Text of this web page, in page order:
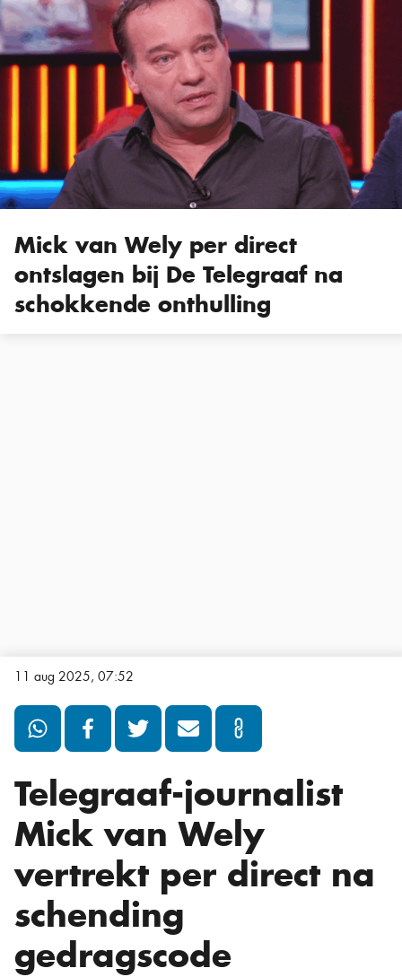
Mick van Wely per direct
ontslagen bij De Telegraaf na
schokkende onthulling
11 aug 2025, 07:52
Telegraaf-journalist
Mick van Wely
vertrekt per direct na
schending
gedragscode